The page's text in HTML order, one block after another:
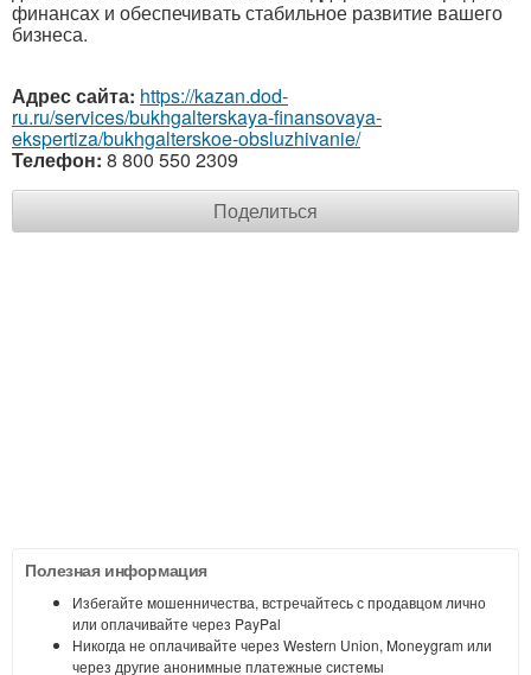
финансах и обеспечивать стабильное развитие вашего
бизнеса.
Адрес сайта: https://kazan.dod-
ru.ru/services/bukhgalterskaya-finansovaya-
ekspertiza/bukhgalterskoe-obsluzhivanie/
Телефон: 8 800 550 2309
Поделиться
Полезная информация
Избегайте мошенничества, встречайтесь с продавцом лично
или оплачивайте через PayPal
Никогда не оплачивайте через Western Union, Moneygram или
через другие анонимные платежные системы